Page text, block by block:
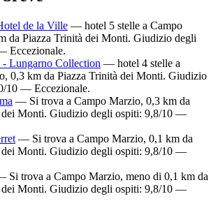
de la Ville — hotel 5 stelle a Campo
da Piazza Trinità dei Monti. Giudizio degli
Eccezionale.
- Lungarno Collection — hotel 4 stelle a
0,3 km da Piazza Trinità dei Monti. Giudizio
10 — Eccezionale.
— Si trova a Campo Marzio, 0,3 km da
dei Monti. Giudizio degli ospiti: 9,8/10 —
— Si trova a Campo Marzio, 0,1 km da
dei Monti. Giudizio degli ospiti: 9,8/10 —
Si trova a Campo Marzio, meno di 0,1 km da
dei Monti. Giudizio degli ospiti: 9,8/10 —